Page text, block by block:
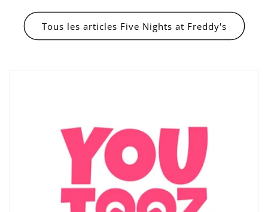
Tous les articles Five Nights at Freddy's